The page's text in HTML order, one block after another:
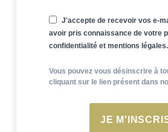
J'accepte de recevoir vos e-
avoir pris connaissance de votre
confidentialité et mentions légales.
Vous pouvez vous désinscrire à
cliquant sur le lien présent dans
JE